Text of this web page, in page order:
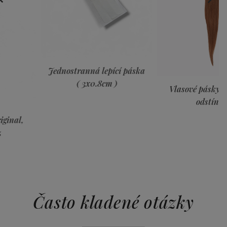
Jednostranná lepící páska
( 3x0.8cm )
Vlasové pásky Premium,
Často kladené otázky